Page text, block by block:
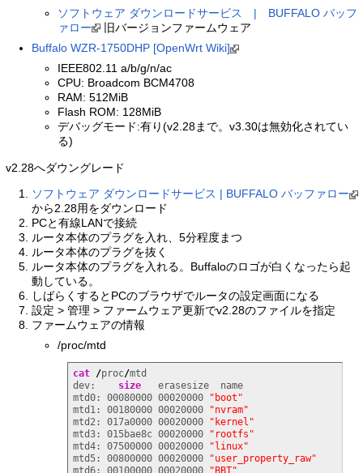
ソフトウェア ダウンロードサービス | BUFFALO バッフ
ァロー
旧バージョンファームウェア
Buffalo WZR-1750DHP [OpenWrt Wiki]
IEEE802.11 a/b/g/n/ac
CPU: Broadcom BCM4708
RAM: 512MiB
Flash ROM: 128MiB
デバッグモード:有り(v2.28まで。v3.30は無効化されてい
る)
v2.28へダウングレード
ソフトウェア ダウンロードサービス | BUFFALO バッファロー
から2.28用をダウンロード
PCと有線LANで接続
ルータ本体のプラグを入れ、5分程度まつ
ルータ本体のプラグを抜く
ルータ本体のプラグを入れる。Buffaloのロゴが白くなったら起
動している。
しばらくするとPCのブラウザでルータの設定画面になる
設定 > 管理 > ファームウェア更新でv2.28のファイルを指定
ファームウェアの情報
/proc/mtd
cat /proc/mtd
dev: size
   erasesize  name
mtd0: 00080000 00020000
"boot"
mtd1: 00180000 00020000
"nvram"
mtd2: 017a0000 00020000
"kernel"
mtd3: 015bae8c 00020000
"rootfs"
mtd4: 07500000 00020000
"linux"
mtd5: 00800000 00020000
"user_property_raw"
mtd6: 00100000 00020000
"BBT"